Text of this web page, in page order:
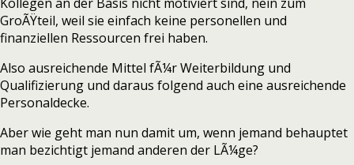
GroÃŸteil, weil sie einfach keine personellen und
finanziellen Ressourcen frei haben.
Also ausreichende Mittel fÃ¼r Weiterbildung und
Qualifizierung und daraus folgend auch eine ausreichende
Personaldecke.
Aber wie geht man nun damit um, wenn jemand behauptet
man bezichtigt jemand anderen der LÃ¼ge?